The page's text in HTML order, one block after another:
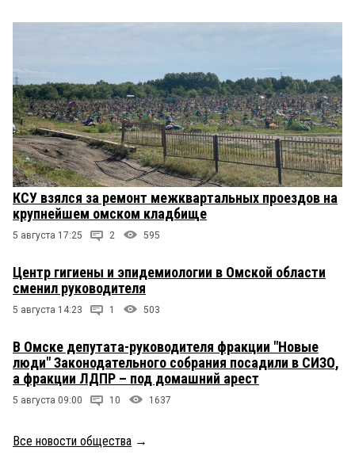
КСУ взялся за ремонт межквартальных проездов на
крупнейшем омском кладбище
5 августа 17:25 2 595
Центр гигиены и эпидемиологии в Омской области
сменил руководителя
5 августа 14:23 1 503
В Омске депутата-руководителя фракции "Новые
люди" Законодательного собрания посадили в СИЗО,
а фракции ЛДПР – под домашний арест
5 августа 09:00 10 1637
Все новости общества →